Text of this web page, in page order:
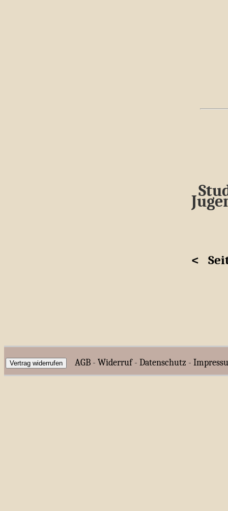
<
Vertrag widerrufen AGB - Widerruf- Datenschutz -